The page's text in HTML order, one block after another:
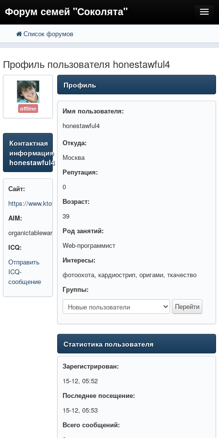
Форум семей "Соколята"
FAQ
Регистрация
Вход
Список форумов
Профиль пользователя honestawful4
offline
Контактная
информация
honestawful4
Сайт:
https://www.ktovdome.ru/ty_i_tvoy_dom/stroim_sami/27747.html
AIM:
organictablewar
ICQ:
Отправить
ICQ-
сообщение
Профиль
Имя пользователя:
honestawful4
Откуда:
Москва
Репутация:
0
Возраст:
39
Род занятий:
Web-программист
Интересы:
фотоохота, кардиострип, оригами, ткачество
Группы:
Статистика пользователя
Зарегистрирован:
15-12, 05:52
Последнее посещение:
15-12, 05:53
Всего сообщений: